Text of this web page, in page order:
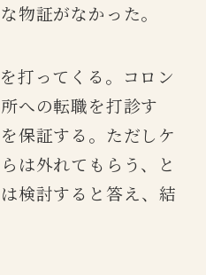
物証がなかった。
打ってくる。コロン
への転職を打診す
保証する。ただしケ
は外れてもらう、と
検討すると答え、結